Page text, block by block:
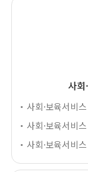
사
사회·보육서비
사회·보육서비
사회·보육서비